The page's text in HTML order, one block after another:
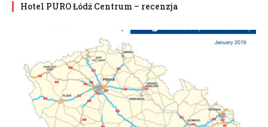
Hotel PURO Łódź Centrum – recenzja